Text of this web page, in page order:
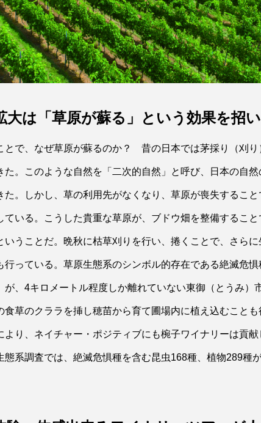
大は「草原が蘇る」という効果を招い
とで、なぜ草原が蘇るのか？ 昔の日本では茅採り（刈り
た。このような自然を「二次的自然」と呼び、日本の自然
た。しかし、草の利用先がなくなり、草原が喪失するこ
ている。こうした貴重な草原が、ブドウ畑を整備するこ
いうことだ。晩秋に枯草刈りを行い、捲くことで、さら
行っている。草原生態系のシンボル的存在である絶滅危
が、4キロメートル程度しか離れていない東御（とうみ）
食草のクララを挿し穂苗から育て圃場内に植え込むことも
より、ネイチャー・ポジティブにも椀子ワイナリーは貢
態系調査では、絶滅危惧種を含む昆虫168種、植物289種